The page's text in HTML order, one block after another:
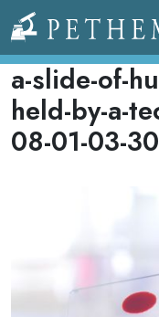
Llevamos la
a-slide-of-
held-by-a-
08-01-03-